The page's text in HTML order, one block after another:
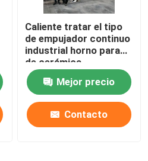
Caliente tratar el tipo
de empujador continuo
industrial horno para
de cerámica
Mejor precio
Contacto